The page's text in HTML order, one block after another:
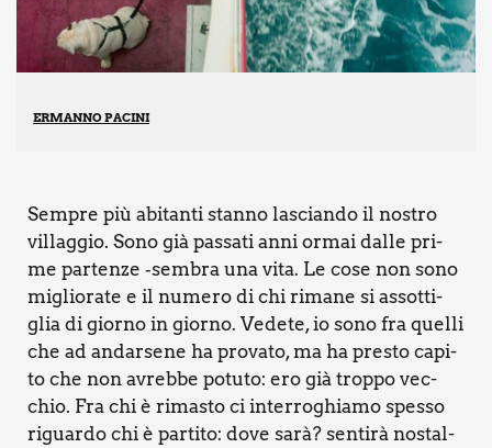
ERMANNO PACINI
Sem­pre più abi­tan­ti stan­no lascian­do il nostro
vil­lag­gio. Sono già pas­sa­ti anni ormai dal­le pri­
me par­ten­ze ‑sem­bra una vita. Le cose non sono
miglio­ra­te e il nume­ro di chi rima­ne si assot­ti­
glia di gior­no in gior­no. Vede­te, io sono fra quel­li
che ad andar­se­ne ha pro­va­to, ma ha pre­sto capi­
to che non avreb­be potu­to: ero già trop­po vec­
chio. Fra chi è rima­sto ci inter­ro­ghia­mo spes­so
riguar­do chi è par­ti­to: dove sarà? sen­ti­rà nostal­